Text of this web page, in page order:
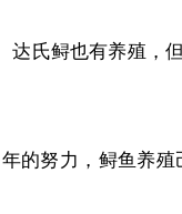
氏鲟也有养殖，但
的努力，鲟鱼养